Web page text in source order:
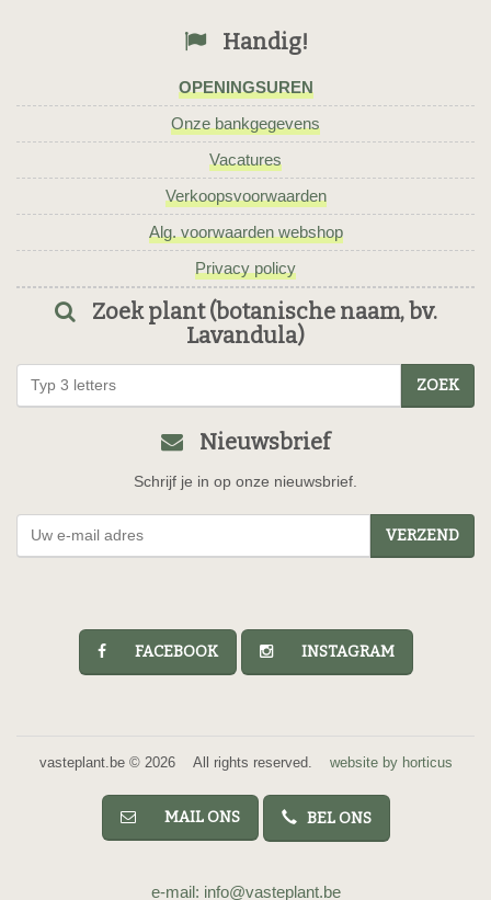
Handig!
OPENINGSUREN
Onze bankgegevens
Vacatures
Verkoopsvoorwaarden
Alg. voorwaarden webshop
Privacy policy
Zoek plant (botanische naam, bv.
Lavandula)
ZOEK
Nieuwsbrief
Schrijf je in op onze nieuwsbrief.
VERZEND
FACEBOOK INSTAGRAM
vasteplant.be © 2026 All rights reserved. website by horticus
MAIL ONS BEL ONS
e-mail: info@vasteplant.be